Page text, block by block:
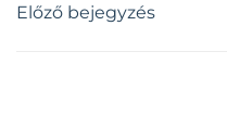
Előző bejegyzés